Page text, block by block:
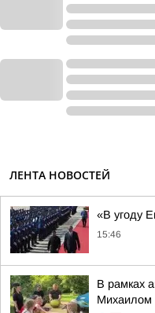
ЛЕНТА НОВОСТЕЙ
«В угоду
15:46
В рамках
Михаилом